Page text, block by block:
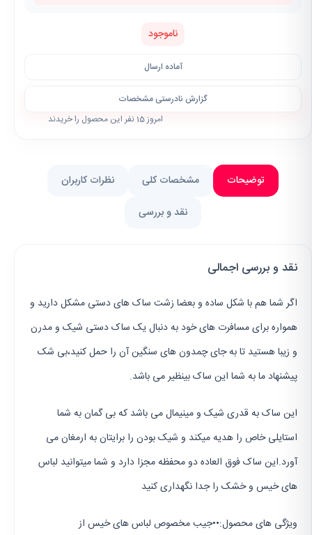
ناموجود
آماده ارسال
گزارش نادرستی مشخصات
امروز 15 نفر این محصول را خریدند
توضیحات مشخصات کلی
نظرات کاربران
نقد و بررسی
نقد و بررسی اجمالی
اگر شما هم با شکل ساده و بعضا زشت ساک های دستی مشکل دارید و
همواره برای مسافرت های خود به دنبال یک ساک دستی شیک و مدرن
و زیبا هستید تا به جای چمدون های سنگین آن را حمل کنید،بی شک
پیشنهاد ما به شما این ساک بینظیر می باشد.
این ساک به قدری شیک و مینیمال می باشد که بی گمان به شما
استایلی خاص را هدیه میکند و شیک بودن را برایتان به ارمغان می
آورد.این ساک فوق العاده دو محفظه مجزا دارد و شما میتوانید لباس
های خیس و خشک را جدا نگهداری کنید
ویژگی های محصول:••جیب مخصوص لباس های خیس از